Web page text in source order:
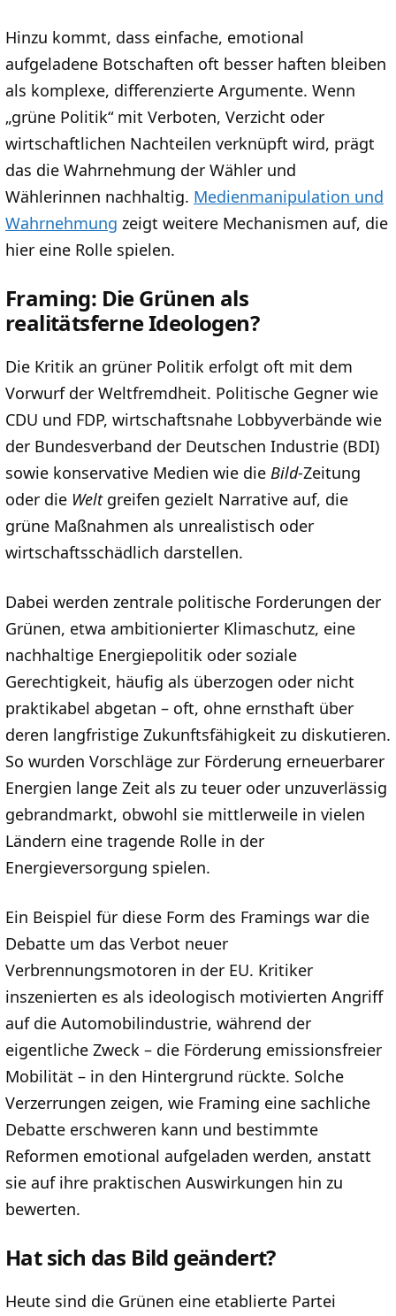
Hinzu kommt, dass einfache, emotional
aufgeladene Botschaften oft besser haften bleiben
als komplexe, differenzierte Argumente. Wenn
„grüne Politik“ mit Verboten, Verzicht oder
wirtschaftlichen Nachteilen verknüpft wird, prägt
das die Wahrnehmung der Wähler und
Wählerinnen nachhaltig. Medienmanipulation und
Wahrnehmung zeigt weitere Mechanismen auf, die
hier eine Rolle spielen.
Framing: Die Grünen als
realitätsferne Ideologen?
Die Kritik an grüner Politik erfolgt oft mit dem
Vorwurf der Weltfremdheit. Politische Gegner wie
CDU und FDP, wirtschaftsnahe Lobbyverbände wie
der Bundesverband der Deutschen Industrie (BDI)
sowie konservative Medien wie die Bild-Zeitung
oder die Weltgreifen gezielt Narrative auf, die
grüne Maßnahmen als unrealistisch oder
wirtschaftsschädlich darstellen.
Dabei werden zentrale politische Forderungen der
Grünen, etwa ambitionierter Klimaschutz, eine
nachhaltige Energiepolitik oder soziale
Gerechtigkeit, häufig als überzogen oder nicht
praktikabel abgetan – oft, ohne ernsthaft über
deren langfristige Zukunftsfähigkeit zu diskutieren.
So wurden Vorschläge zur Förderung erneuerbarer
Energien lange Zeit als zu teuer oder unzuverlässig
gebrandmarkt, obwohl sie mittlerweile in vielen
Ländern eine tragende Rolle in der
Energieversorgung spielen.
Ein Beispiel für diese Form des Framings war die
Debatte um das Verbot neuer
Verbrennungsmotoren in der EU. Kritiker
inszenierten es als ideologisch motivierten Angriff
auf die Automobilindustrie, während der
eigentliche Zweck – die Förderung emissionsfreier
Mobilität – in den Hintergrund rückte. Solche
Verzerrungen zeigen, wie Framing eine sachliche
Debatte erschweren kann und bestimmte
Reformen emotional aufgeladen werden, anstatt
sie auf ihre praktischen Auswirkungen hin zu
bewerten.
Hat sich das Bild geändert?
Heute sind die Grünen eine etablierte Partei